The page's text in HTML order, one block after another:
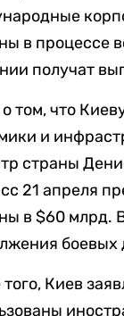
в процессе
получат
том, что
и
страны
21 апреля
в $60 млрд.
боевых
Киев